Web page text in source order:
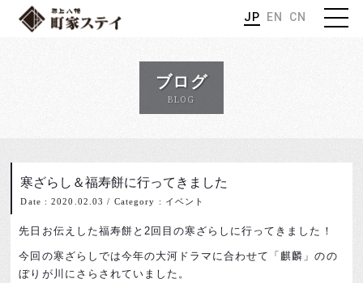
JP EN CN
ブログ
BLOG
寒ざらし＆福寿餅に行ってきました
Date : 2020.02.03 / Category : イベント
先日お伝えした福寿餅と2回目の寒ざらしに行ってきました！
今回の寒ざらしでは今年の大河ドラマに合わせて「麒麟」のの
ぼりが川にさらされていました。